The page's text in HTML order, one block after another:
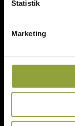
Statistik
Marketing
(+45) 61 28